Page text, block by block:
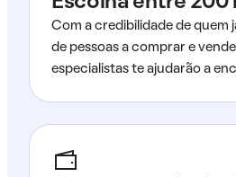
Com a credibilidade de quem
de pessoas a comprar e
especialistas te ajudarão a